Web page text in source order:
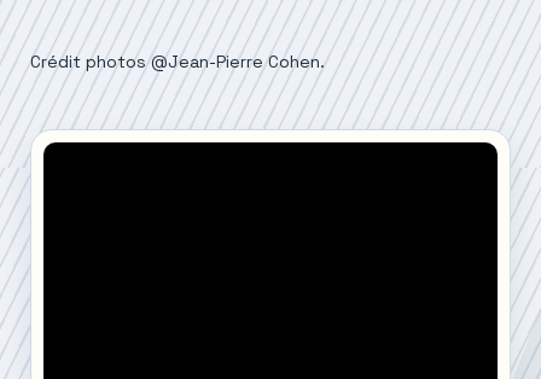
Crédit photos @Jean-Pierre Cohen.